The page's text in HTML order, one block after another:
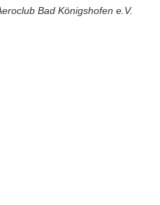
Bad Königshofen e.V.